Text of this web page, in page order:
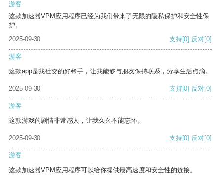
游客
这款加速器VPM应用程序已经为我们带来了无限的隐私保护和安全性保
护。
2025-09-30
支持[0] 反对[0]
游客
这款app是我社交的好帮手，让我能够与朋友保持联系，分享生活点滴。
2025-09-30 支持[0] 反对[0]
游客
这款游戏的剧情非常感人，让我久久不能忘怀。
2025-09-30 支持[0] 反对[0]
游客
这款加速器VPM应用程序可以给你提供最高速度和安全性的连接。